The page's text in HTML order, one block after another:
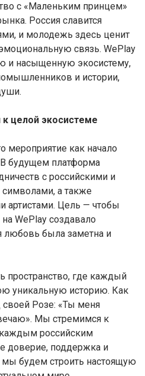
с «Маленьким принцем»
Россия славится
и молодежь здесь ценит
связь. WePlay
и насыщенную экосистему,
и истории,
целой экосистеме
мероприятие как начало
В будущем платформа
с российскими и
а также
артистами. Цель — чтобы
WePlay создавало
любовь была заметна и
пространство, где каждый
уникальную историю. Как
Розе: «Ты меня
Мы стремимся к
российским
доверие, поддержка и
мы будем строить настоящую